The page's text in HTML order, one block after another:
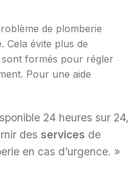
de plomberie
Cela évite plus de
formés pour régler
Pour une aide
24 heures sur 24,
des services de
en cas d’urgence. »